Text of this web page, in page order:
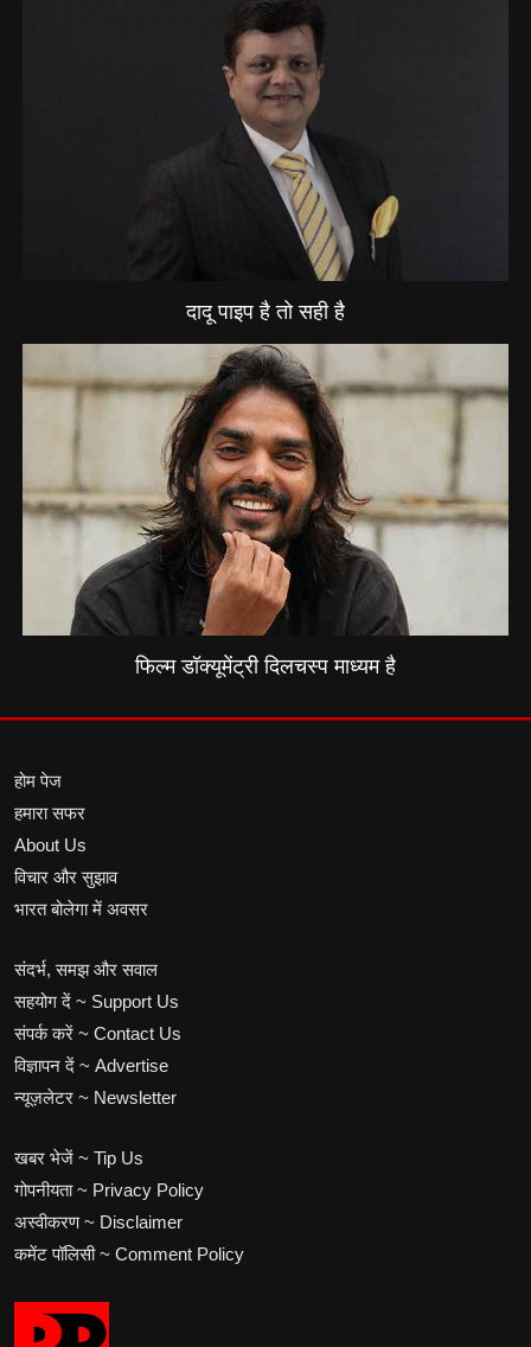
दादू पाइप है तो सही है
फिल्म डॉक्यूमेंट्री दिलचस्प माध्यम है
होम पेज
हमारा सफर
About Us
विचार और सुझाव
भारत बोलेगा में अवसर
संदर्भ, समझ और सवाल
सहयोग दें ~ Support Us
संपर्क करें ~ Contact Us
विज्ञापन दें ~ Advertise
न्यूज़लेटर ~ Newsletter
खबर भेजें ~ Tip Us
गोपनीयता ~ Privacy Policy
अस्वीकरण ~ Disclaimer
कमेंट पॉलिसी ~ Comment Policy